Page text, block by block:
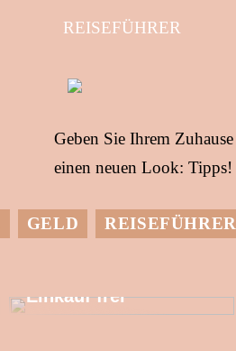
REISEFÜHRER
Geben Sie Ihrem Zuhause
einen neuen Look: Tipps!
GELD REISEFÜHRER
Setzen Sie mehr
Einkauf frei